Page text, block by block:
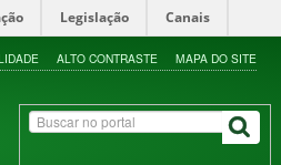
Legislação Canais
ALTO CONTRASTE MAPA DO SITE